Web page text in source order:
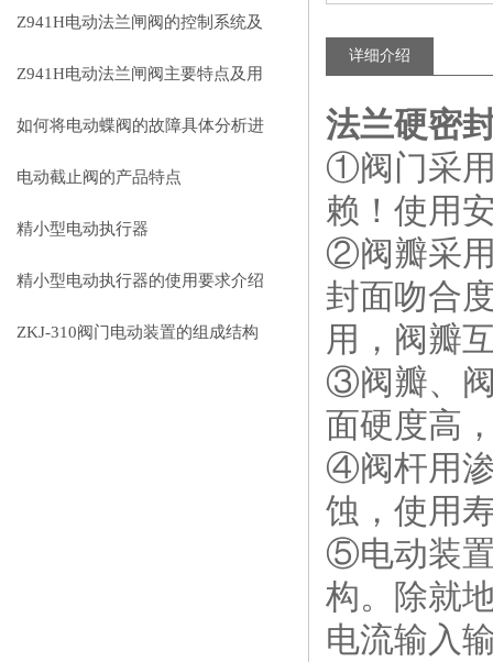
复技巧与预防措施
Z941H电动法兰闸阀的控制系统及
智能化发展趋势
Z941H电动法兰闸阀主要特点及用
途解析
如何将电动蝶阀的故障具体分析进
行处理
电动截止阀的产品特点
精小型电动执行器
精小型电动执行器的使用要求介绍
ZKJ-310阀门电动装置的组成结构
详细介绍
法兰硬密
①阀门采
赖！使用
②阀瓣采
封面吻合
用，阀瓣
③阀瓣、
面硬度高
④阀杆用
蚀，使用
⑤电动装
构。除就
电流输入